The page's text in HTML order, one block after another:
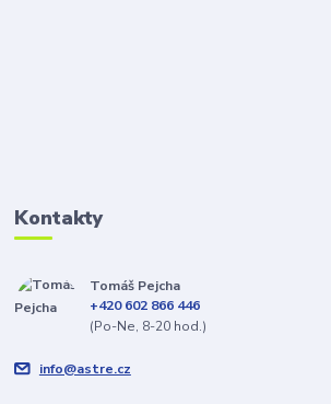
Kontakty
Tomáš Pejcha
+420 602 866 446
(Po-Ne, 8-20 hod.)
info@astre.cz